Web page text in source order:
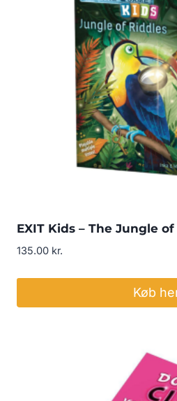
EXIT Kids – The Jungle
135.00 kr.
Køb